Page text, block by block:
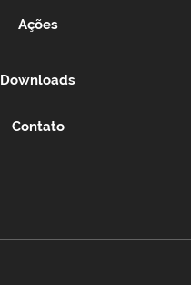
Ações
Downloads
Contato